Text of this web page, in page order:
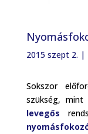
2015 szept 2. |
Sokszor
szükség,
levegős